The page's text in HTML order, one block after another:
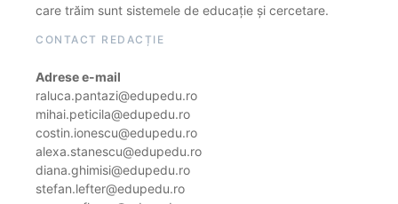
care trăim sunt sistemele de educație și cercetare.
CONTACT REDACȚIE
Adrese e-mail
raluca.pantazi@edupedu.ro
mihai.peticila@edupedu.ro
costin.ionescu@edupedu.ro
alexa.stanescu@edupedu.ro
diana.ghimisi@edupedu.ro
stefan.lefter@edupedu.ro